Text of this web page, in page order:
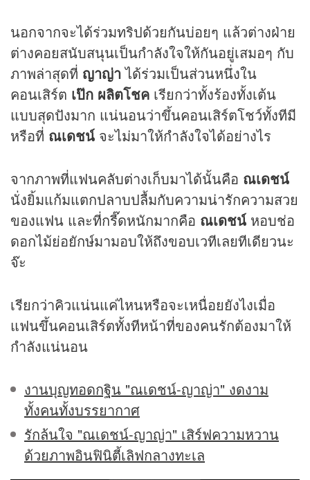
นอกจากจะได้ร่วมทริปด้วยกันบ่อยๆ แล้วต่างฝ่าย
ต่างคอยสนับสนุนเป็นกำลังใจให้กันอยู่เสมอๆ กับ
ภาพล่าสุดที่ ญาญ่าได้ร่วมเป็นส่วนหนึ่งใน
คอนเสิร์ต เป๊ก ผลิตโชค เรียกว่าทั้งร้องทั้งเต้น
แบบสุดปังมาก แน่นอนว่าขึ้นคอนเสิร์ตโชว์ทั้งทีมี
หรือที่ ณเดชน์ จะไม่มาให้กำลังใจได้อย่างไร
จากภาพที่แฟนคลับต่างเก็บมาได้นั้นคือ ณเดชน์
นั่งยิ้มแก้มแตกปลาบปลื้มกับความน่ารักความสวย
ของแฟน และที่กรี๊ดหนักมากคือ ณเดชน์ หอบช่อ
ดอกไม้ย่อยักษ์มามอบให้ถึงขอบเวทีเลยทีเดียวนะ
จ๊ะ
เรียกว่าคิวแน่นแค่ไหนหรือจะเหนื่อยยังไงเมื่อ
แฟนขึ้นคอนเสิร์ตทั้งทีหน้าที่ของคนรักต้องมาให้
กำลังแน่นอน
งานบุญทอดกฐิน "ณเดชน์-ญาญ่า" งดงาม
ทั้งคนทั้งบรรยากาศ
รักล้นใจ "ณเดชน์-ญาญ่า" เสิร์ฟความหวาน
ด้วยภาพอินฟินิตี้เลิฟกลางทะเล